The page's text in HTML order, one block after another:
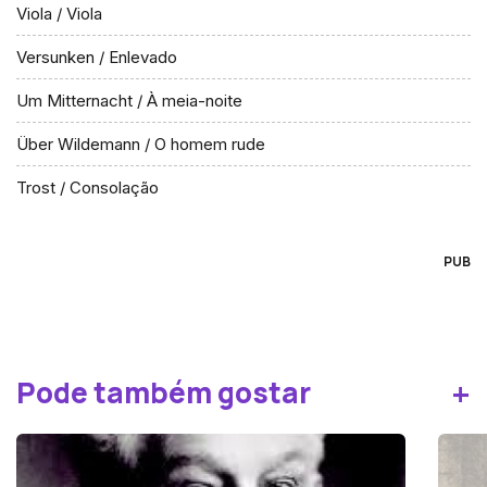
Viola / Viola
Versunken / Enlevado
Um Mitternacht / À meia-noite
Über Wildemann / O homem rude
Trost / Consolação
PUB
Pode também gostar +